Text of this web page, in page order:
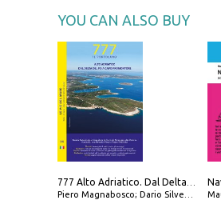
YOU CAN ALSO BUY
Piero Magnabosco; Dario Silvestro; Marco Sbrizzi